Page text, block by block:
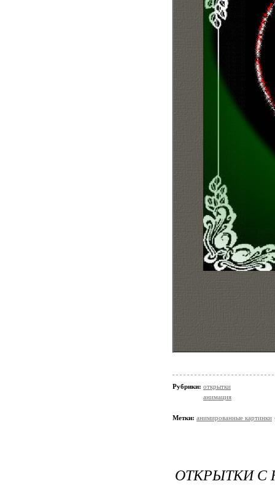
Рубрики: открытки
анимация
Метки: анимированные картинки
ОТКРЫТКИ